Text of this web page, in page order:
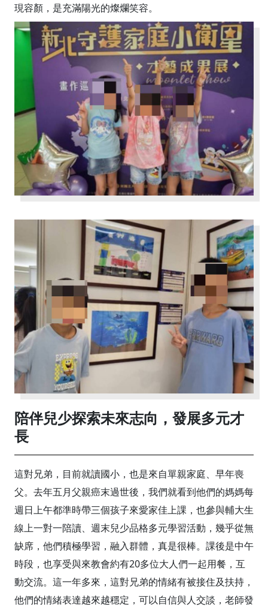
現容顏，是充滿陽光的燦爛笑容。
陪伴兒少探索未來志向，發展多元才
長
這對兄弟，目前就讀國小，也是來自單親家庭、早年喪
父。去年五月父親癌末過世後，我們就看到他們的媽媽每
週日上午都準時帶三個孩子來愛家佳上課，也參與輔大生
線上一對一陪讀、週末兒少品格多元學習活動，幾乎從無
缺席，他們積極學習，融入群體，真是很棒。課後是中午
時段，也享受與來教會約有20多位大人們一起用餐，互
動交流。這一年多來，這對兄弟的情緒有被接住及扶持，
他們的情緒表達越來越穩定，可以自信與人交談，老師發